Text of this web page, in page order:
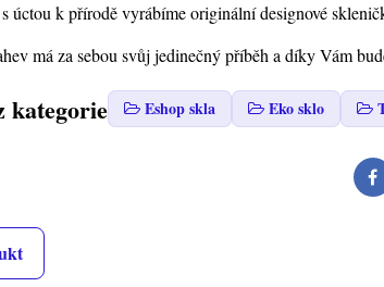
s úctou k přírodě vyrábíme originální designové
má za sebou svůj jedinečný příběh a díky Vám
kategorie Eshop skla Eko sklo